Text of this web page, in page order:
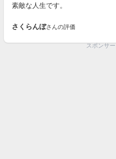
素敵な人生です。
さくらんぼさんの評価
スポンサ